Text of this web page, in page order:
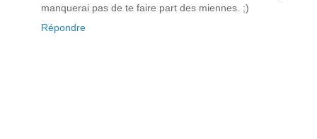
manquerai pas de te faire part des miennes. ;)
Répondre